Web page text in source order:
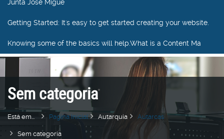
Junta José Migue
Getting Started: It's easy to get started creating your website.
Knowing some of the basics will help.What is a Content Ma
Sem categoria
Está em... Pagina Inicial Autarquia Autarcas
Sem categoria